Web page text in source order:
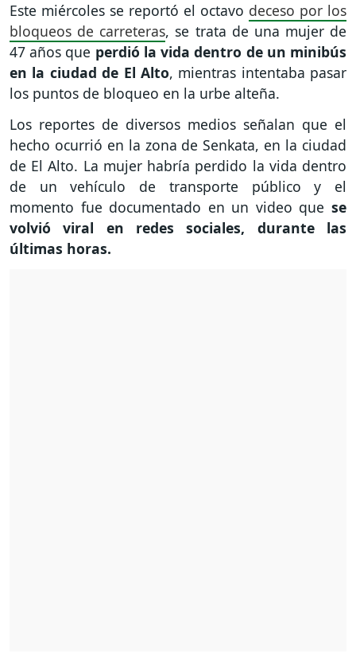
Este miércoles se reportó el octavo deceso por los
bloqueos de carreteras, se trata de una mujer de
47 años que perdió la vida dentro de un minibús
en la ciudad de El Alto, mientras intentaba pasar
los puntos de bloqueo en la urbe alteña.
Los reportes de diversos medios señalan que el
hecho ocurrió en la zona de Senkata, en la ciudad
de El Alto. La mujer habría perdido la vida dentro
de un vehículo de transporte público y el
momento fue documentado en un video que se
volvió viral en redes sociales, durante las
últimas horas.